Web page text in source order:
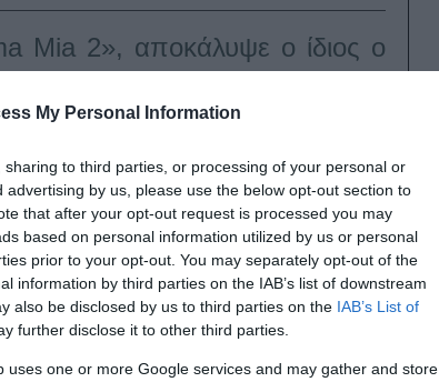
My Personal Information
to third parties, or processing of your personal or
by us, please use the below opt-out section to
that after your opt-out request is processed you may
based on personal information utilized by us or personal
prior to your opt-out. You may separately opt-out of the
information by third parties on the IAB’s list of downstream
also be disclosed by us to third parties on the IAB’s List of
further disclose it to other third parties.
uses one or more Google services and may gather and store
Mia 2», αποκάλυψε ο ίδιος ο
αφού όπως αποκάλυψε ο ίδιος συμμετέχει στο
ο Πάνος Μουζουράκης ανεβάζοντας το τρέιλερ της
αίθουσες το καλοκαίρι του 2018.
ταινίας, καθώς θα παρακολουθεί τη Donna σε νεαρή
εκτυλίσσεται στο φανταστικό ελληνικό νησί Kalokairi
στο παρόν.
ΑΒΒΑ που δεν ακούστηκαν στην πρώτη ταινία.